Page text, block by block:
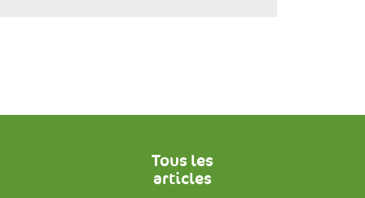
Tous les
articles